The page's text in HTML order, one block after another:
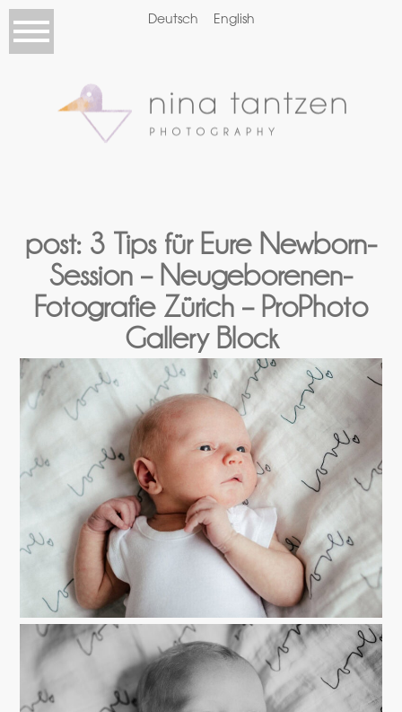
Deutsch English
post: 3 Tips für Eure Newborn-
Session – Neugeborenen-
Fotografie Zürich – ProPhoto
Gallery Block